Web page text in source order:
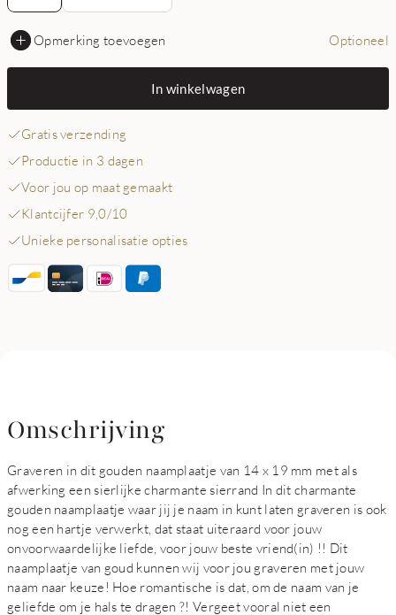
Opmerking toevoegen Optioneel
In winkelwagen
Gratis verzending
Productie in 3 dagen
Voor jou op maat gemaakt
Klantcijfer 9,0/10
Unieke personalisatie opties
Omschrijving
Graveren in dit gouden naamplaatje van 14 x 19 mm met als
afwerking een sierlijke charmante sierrand In dit charmante
gouden naamplaatje waar jij je naam in kunt laten graveren is ook
nog een hartje verwerkt, dat staat uiteraard voor jouw
onvoorwaardelijke liefde, voor jouw beste vriend(in) !! Dit
naamplaatje van goud kunnen wij voor jou graveren met jouw
naam naar keuze! Hoe romantische is dat, om de naam van je
geliefde om je hals te dragen ?! Vergeet vooral niet een